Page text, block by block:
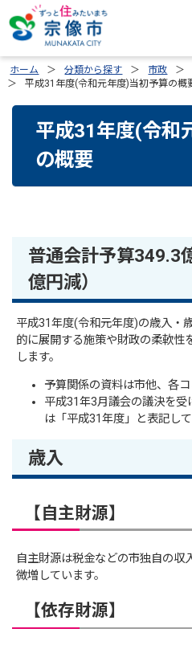
ホーム 分類から探す 市政
平成31年度(令和元年度)当初予算の概
平成31年度(令和
の概要
普通会計予算349.3
億円減）
平成31年度(令和元年度)の歳入・
的に展開する施策や財政の柔軟性
します。
予算関係の資料は市他、各
平成31年3月議会の議決を
は「平成31年度」と表記し
歳入
【自主財源】
自主財源は税金などの市独自の収
微増しています。
【依存財源】